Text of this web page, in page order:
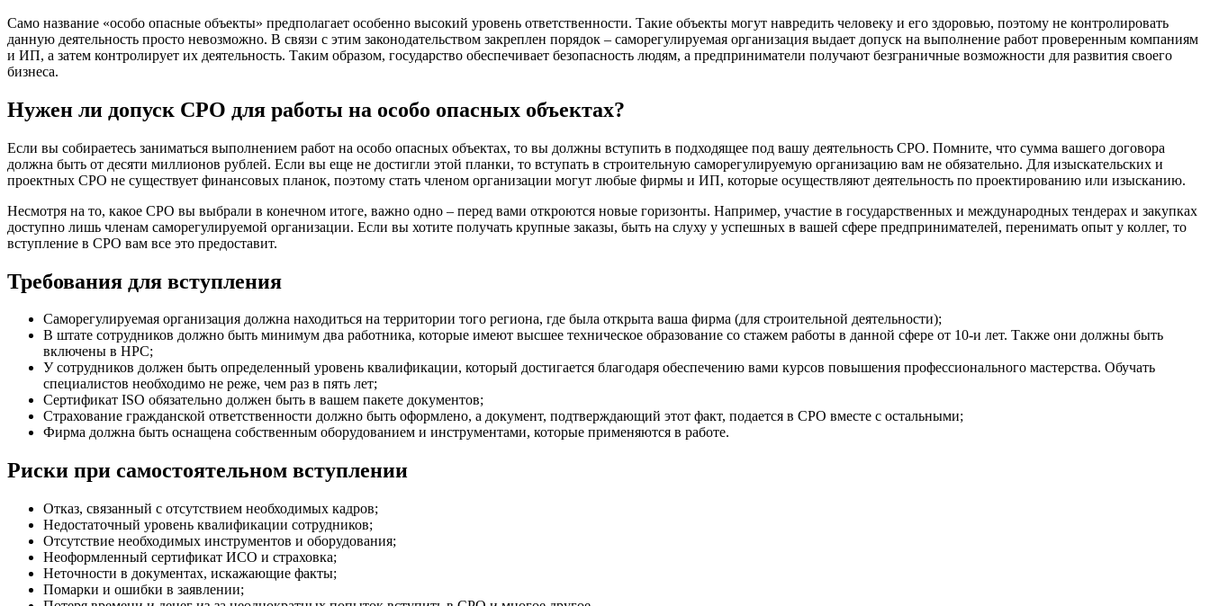
Само название «особо опасные объекты» предполагает особенно высокий уровень ответственности. Такие объекты могут навредить человеку и его здоровью, поэтому не контролировать
данную деятельность просто невозможно. В связи с этим законодательством закреплен порядок – саморегулируемая организация выдает допуск на выполнение работ проверенным компаниям
и ИП, а затем контролирует их деятельность. Таким образом, государство обеспечивает безопасность людям, а предприниматели получают безграничные возможности для развития своего
бизнеса.
Нужен ли допуск СРО для работы на особо опасных объектах?
Если вы собираетесь заниматься выполнением работ на особо опасных объектах, то вы должны вступить в подходящее под вашу деятельность СРО. Помните, что сумма вашего договора
должна быть от десяти миллионов рублей. Если вы еще не достигли этой планки, то вступать в строительную саморегулируемую организацию вам не обязательно. Для изыскательских и
проектных СРО не существует финансовых планок, поэтому стать членом организации могут любые фирмы и ИП, которые осуществляют деятельность по проектированию или изысканию.
Несмотря на то, какое СРО вы выбрали в конечном итоге, важно одно – перед вами откроются новые горизонты. Например, участие в государственных и международных тендерах и закупках
доступно лишь членам саморегулируемой организации. Если вы хотите получать крупные заказы, быть на слуху у успешных в вашей сфере предпринимателей, перенимать опыт у коллег, то
вступление в СРО вам все это предоставит.
Требования для вступления
Саморегулируемая организация должна находиться на территории того региона, где была открыта ваша фирма (для строительной деятельности);
В штате сотрудников должно быть минимум два работника, которые имеют высшее техническое образование со стажем работы в данной сфере от 10-и лет. Также они должны быть
включены в НРС;
У сотрудников должен быть определенный уровень квалификации, который достигается благодаря обеспечению вами курсов повышения профессионального мастерства. Обучать
специалистов необходимо не реже, чем раз в пять лет;
Сертификат ISO обязательно должен быть в вашем пакете документов;
Страхование гражданской ответственности должно быть оформлено, а документ, подтверждающий этот факт, подается в СРО вместе с остальными;
Фирма должна быть оснащена собственным оборудованием и инструментами, которые применяются в работе.
Риски при самостоятельном вступлении
Отказ, связанный с отсутствием необходимых кадров;
Недостаточный уровень квалификации сотрудников;
Отсутствие необходимых инструментов и оборудования;
Неоформленный сертификат ИСО и страховка;
Неточности в документах, искажающие факты;
Помарки и ошибки в заявлении;